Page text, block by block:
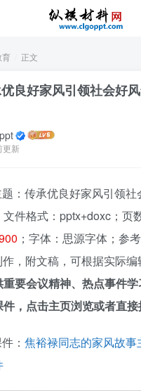
育 正文
良好家风引领社会好
更新
：传承优良好家风引领
件格式：pptx+doxc；页
；字体：思源字体；参
，附文稿，可根据实际编
重要会议精神、热点事件
，点击主页浏览或者直接
： 焦裕禄同志的家风故事